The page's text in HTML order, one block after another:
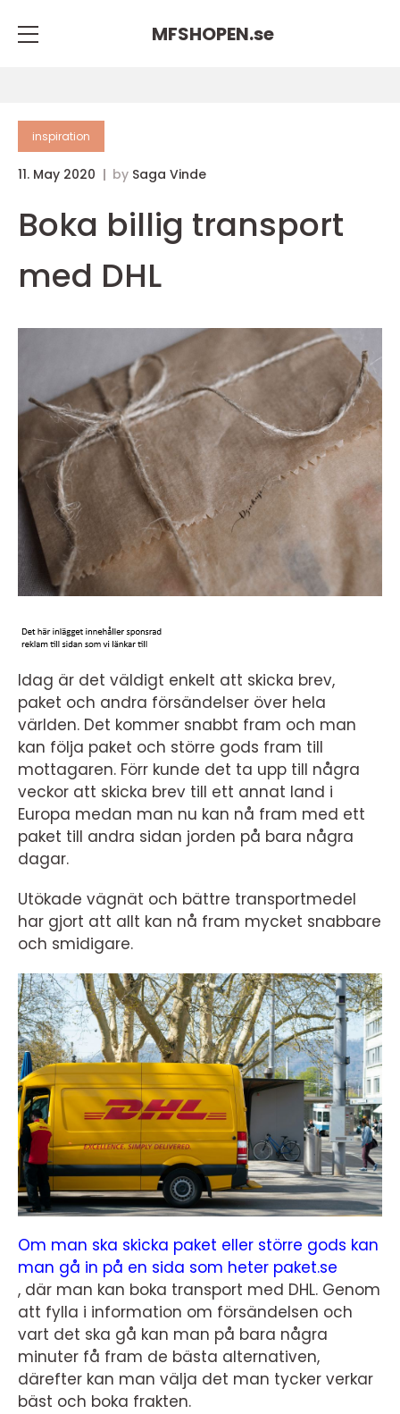
MFSHOPEN.se
inspiration
11. May 2020 by Saga Vinde
Boka billig transport
med DHL
Idag är det väldigt enkelt att skicka brev,
paket och andra försändelser över hela
världen. Det kommer snabbt fram och man
kan följa paket och större gods fram till
mottagaren. Förr kunde det ta upp till några
veckor att skicka brev till ett annat land i
Europa medan man nu kan nå fram med ett
paket till andra sidan jorden på bara några
dagar.
Utökade vägnät och bättre transportmedel
har gjort att allt kan nå fram mycket snabbare
och smidigare.
Om man ska skicka paket eller större gods kan
man gå in på en sida som heter paket.se
, där man kan boka transport med DHL. Genom
att fylla i information om försändelsen och
vart det ska gå kan man på bara några
minuter få fram de bästa alternativen,
därefter kan man välja det man tycker verkar
bäst och boka frakten.